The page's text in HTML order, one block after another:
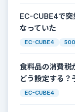
EC-CUBE4で
なっていた
EC-CUBE4 500
食料品の消費税
どう設定する？
EC-CUBE4